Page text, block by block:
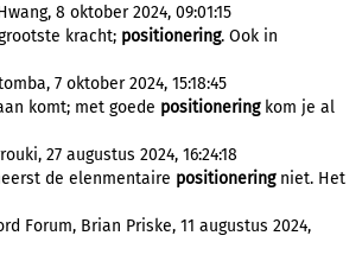
8 oktober 2024, 09:01:15
kracht; positionering. Ook in
7 oktober 2024, 15:18:45
komt; met goede positioneringkom je al
27 augustus 2024, 16:24:18
de elenmentaire positioneringniet. Het
Forum, Brian Priske, 11 augustus 2024,